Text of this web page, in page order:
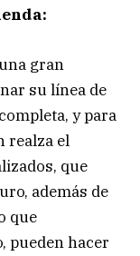
gran
su línea de
y para
realza el
que
además de
que
pueden hacer